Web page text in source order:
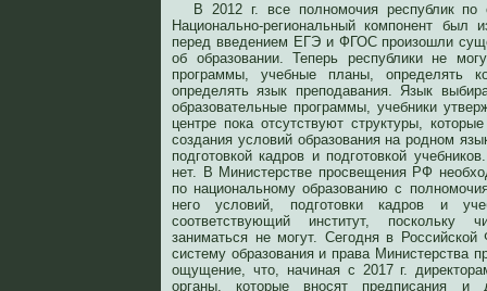
В 2012 г. все полномочия республик по
Национально-региональный компонент был
перед введением ЕГЭ и ФГОС произошли
об образовании. Теперь республики не
программы, учебные планы, определять
определять язык преподавания. Язык
образовательные программы, учебники
центре пока отсутствуют структуры,
создания условий образования на родном
подготовкой кадров и подготовкой
нет. В Министерстве просвещения РФ
по национальному образованию с
него условий, подготовки кадров и
соответствующий институт, поскольку
заниматься не могут. Сегодня в Российской
систему образования и права Министерства
ощущение, что, начиная с 2017 г.
органы, которые вносят предписания и